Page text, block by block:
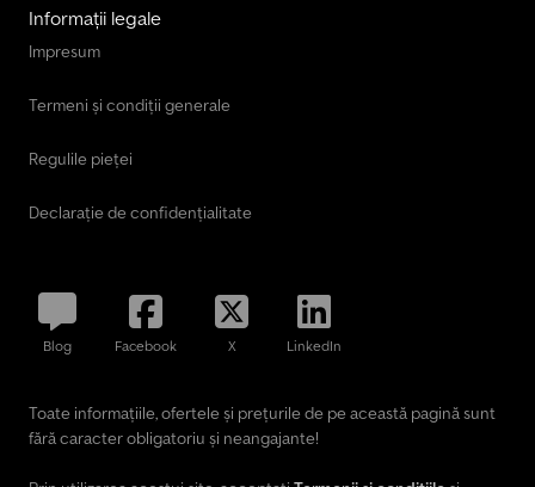
Informații legale
Impresum
Termeni și condiții generale
Regulile pieței
Declarație de confidențialitate
Blog Facebook X LinkedIn
Toate informațiile, ofertele și prețurile de pe această pagină sunt
fără caracter obligatoriu și neangajante!